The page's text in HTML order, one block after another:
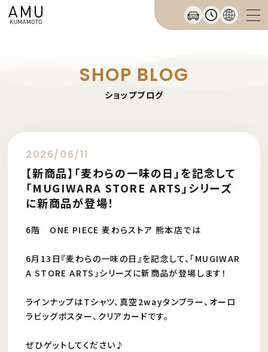
SHOP BLOG
ショップブログ
2026/06/11
【新商品】「麦わらの一味の日」を記念して
「MUGIWARA STORE ARTS」シリーズ
に新商品が登場！
6階 ONE PIECE 麦わらストア 熊本店では
6月13日『麦わらの一味の日』を記念して、「MUGIWAR
A STORE ARTS」シリーズに新商品が登場します！
ラインナップはTシャツ、真空2wayタンブラー、オーロ
ラビッグポスター、クリアカードです。
ぜひゲットしてください♪